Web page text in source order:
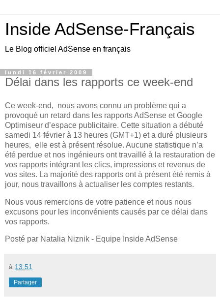
Inside AdSense-Français
Le Blog officiel AdSense en français
lundi 16 février 2009
Délai dans les rapports ce week-end
Ce week-end, nous avons connu un problème qui a
provoqué un retard dans les rapports AdSense et Google
Optimiseur d’espace publicitaire. Cette situation a débuté
samedi 14 février à 13 heures (GMT+1) et a duré plusieurs
heures, elle est à présent résolue. Aucune statistique n’a
été perdue et nos ingénieurs ont travaillé à la restauration de
vos rapports intégrant les clics, impressions et revenus de
vos sites. La majorité des rapports ont à présent été remis à
jour, nous travaillons à actualiser les comptes restants.
Nous vous remercions de votre patience et nous nous
excusons pour les inconvénients causés par ce délai dans
vos rapports.
Posté par Natalia Niznik - Equipe Inside AdSense
à 13:51
Partager